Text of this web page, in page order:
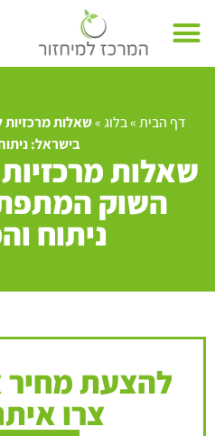
דף הבית»בלוג»שאלות
בישראל:
שאלות
השוק
ניתוח
להצעת מחיר
צרו